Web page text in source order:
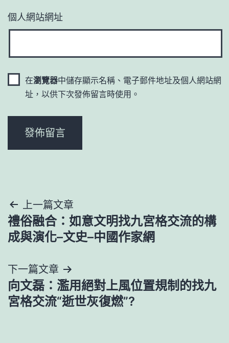
個人網站網址
在瀏覽器中儲存顯示名稱、電子郵件地址及個人網站網
址，以供下次發佈留言時使用。
文
章
覽
上一篇文章
禮俗融合：如意文明找九宮格交流的構
成與演化–文史–中國作家網
下一篇文章
向文磊：濫用絕對上風位置規制的找九
宮格交流“逝世灰復燃”?